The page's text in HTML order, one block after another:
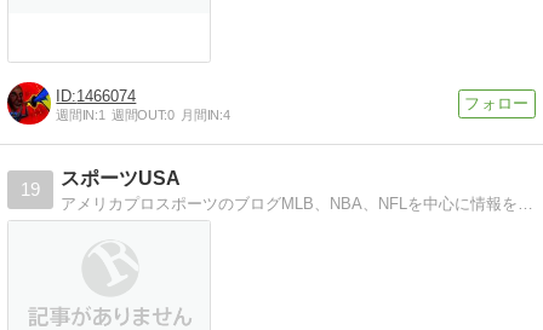
1466074
週間IN:1 週間OUT:0 月間IN:4
19
スポーツUSA
アメリカプロスポーツのブログMLB、NBA、NFLを中心に情報をいち早くお伝えします。